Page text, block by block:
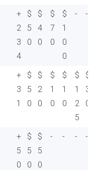
+
2
3
4
$
5
0
$
4
0
$
7
0
$
1
0
0
- -
+
3
1
$
5
0
$
2
0
$
1
0
$
1
0
$
1
2
5
$
3
0
+
5
0
$
5
0
$
5
0
- - - -